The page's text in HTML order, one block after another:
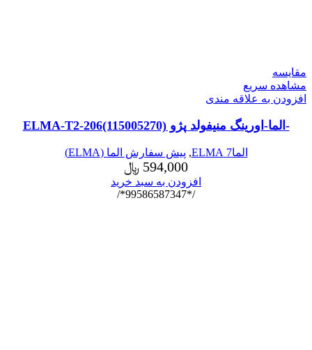
مقایسه
مشاهده سریع
افزودن به علاقه مندی
-الما-اورینگ منیفولد پژو ELMA-T2-206(115005270)
الما7 ELMA , پیش سفارش الما (ELMA)
594,000 ﷼
افزودن به سبد خرید
/*99586587347*/